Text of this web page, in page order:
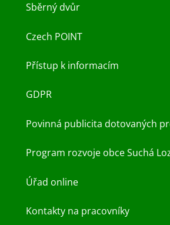
Sběrný dvůr
Czech POINT
Přístup k informacím
GDPR
Povinná publicita dotovaných
Program rozvoje obce Suchá
Úřad online
Kontakty na pracovníky